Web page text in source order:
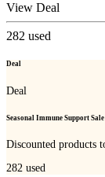
View Deal
282 used
Deal
Deal
Seasonal Immune Support Sale
Discounted products
282 used